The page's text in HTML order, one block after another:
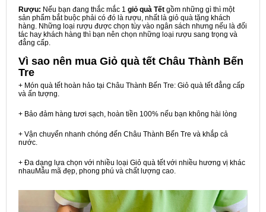
Rượu: Nếu bạn đang thắc mắc 1 giỏ quà Tết gồm những gì thì một
sản phẩm bắt buộc phải có đó là rượu, nhất là giỏ quà tặng khách
hàng. Những loại rượu được chọn tùy vào ngân sách nhưng nếu là đối
tác hay khách hàng thì bạn nên chọn những loại rượu sang trọng và
đẳng cấp.
Vì sao nên mua Giỏ quà tết Châu Thành Bến
Tre
+ Món quà tết hoàn hảo tại Châu Thành Bến Tre: Giỏ quà tết đẳng cấp
và ấn tượng.
+ Bảo đảm hàng tươi sạch, hoàn tiền 100% nếu bạn không hài lòng
+ Vận chuyển nhanh chóng đến Châu Thành Bến Tre và khắp cả
nước.
+ Đa dạng lựa chọn với nhiều loại Giỏ quà tết với nhiều hương vị khác
nhauMẫu mã đẹp, phong phú và chất lượng cao.